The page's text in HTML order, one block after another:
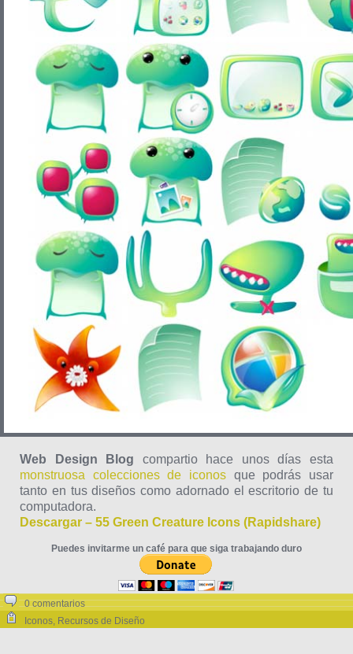
Web Design Blog compartio hace unos días esta
monstruosa colecciones de iconos que podrás usar
tanto en tus diseños como adornado el escritorio de tu
computadora.
Descargar – 55 Green Creature Icons (Rapidshare)
Puedes invitarme un café para que siga trabajando duro
0 comentarios
Iconos, Recursos de Diseño